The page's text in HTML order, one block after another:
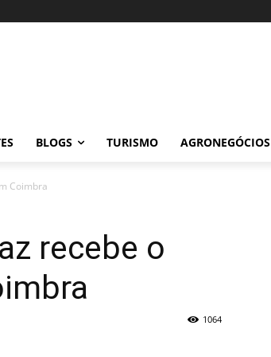
BLOGS TURISMO AGRONEGÓCIOS
Coimbra
recebe o
1064